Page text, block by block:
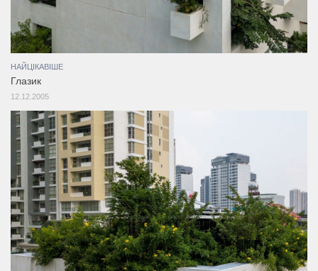
НАЙЦІКАВІШЕ
Глазик
12.12.2005